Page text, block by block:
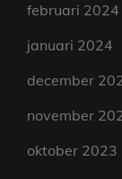
februari 2024
januari 2024
december
november
oktober 2023